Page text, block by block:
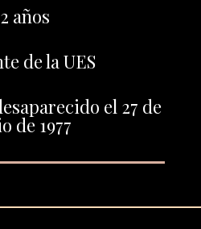
años
de la UES
el 27 de
de 1977